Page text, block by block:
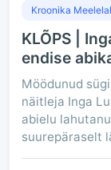
Kroonika
KLÕPS |
endise
Möödunud
näitleja Inga
abielu
suurepäraselt